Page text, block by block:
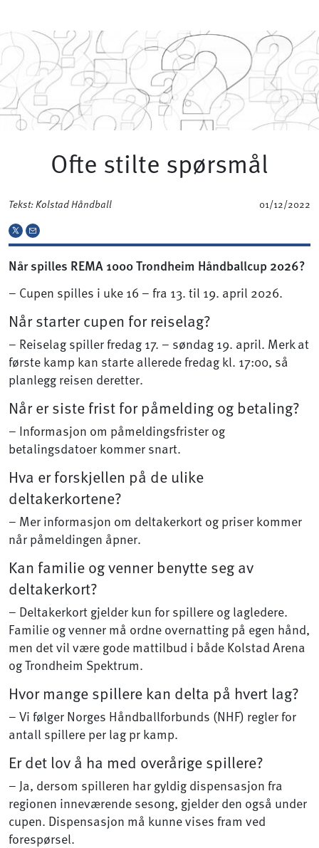
Ofte stilte spørsmål
Tekst: Kolstad Håndball 01/12/2022
Når spilles REMA 1000 Trondheim Håndballcup 2026?
– Cupen spilles i uke 16 – fra 13. til 19. april 2026.
Når starter cupen for reiselag?
– Reiselag spiller fredag 17. – søndag 19. april. Merk at
første kamp kan starte allerede fredag kl. 17:00, så
planlegg reisen deretter.
Når er siste frist for påmelding og betaling?
– Informasjon om påmeldingsfrister og
betalingsdatoer kommer snart.
Hva er forskjellen på de ulike
deltakerkortene?
– Mer informasjon om deltakerkort og priser kommer
når påmeldingen åpner.
Kan familie og venner benytte seg av
deltakerkort?
– Deltakerkort gjelder kun for spillere og lagledere.
Familie og venner må ordne overnatting på egen hånd,
men det vil være gode mattilbud i både Kolstad Arena
og Trondheim Spektrum.
Hvor mange spillere kan delta på hvert lag?
– Vi følger Norges Håndballforbunds (NHF) regler for
antall spillere per lag pr kamp.
Er det lov å ha med overårige spillere?
– Ja, dersom spilleren har gyldig dispensasjon fra
regionen inneværende sesong, gjelder den også under
cupen. Dispensasjon må kunne vises fram ved
forespørsel.